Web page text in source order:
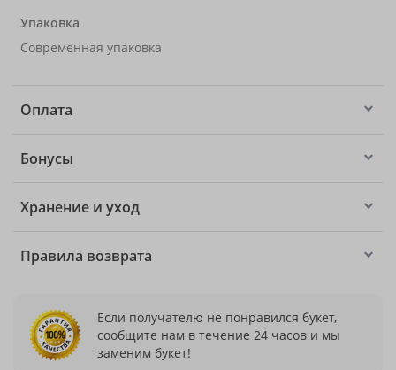
Упаковка
Современная упаковка
Оплата
Бонусы
Хранение и уход
Правила возврата
Если получателю не понравился букет,
сообщите нам в течение 24 часов и мы
заменим букет!